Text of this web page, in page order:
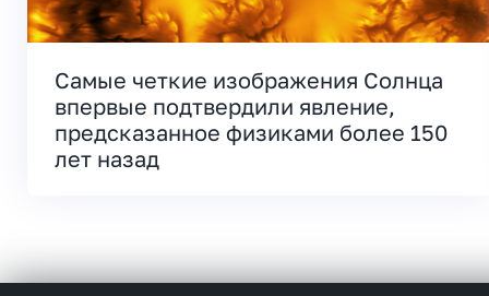
Самые четкие изображения Солнца
впервые подтвердили явление,
предсказанное физиками более 150
лет назад